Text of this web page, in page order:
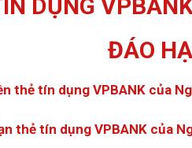
DỤNG
ĐÁO
thẻ tín dụng VPBANK của
thẻ tín dụng VPBANK của